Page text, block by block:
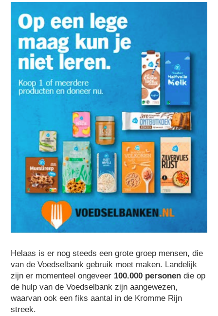
Helaas is er nog steeds een grote groep mensen, die
van de Voedselbank gebruik moet maken. Landelijk
zijn er momenteel ongeveer 100.000 personen die op
de hulp van de Voedselbank zijn aangewezen,
waarvan ook een fiks aantal in de Kromme Rijn
streek.